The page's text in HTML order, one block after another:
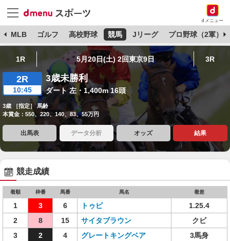
dメニュー
MLB ゴルフ 高校野球 競馬 Jリーグ プロ野球（2軍）
1R 5月20日(土) 2回東京9日 3R
2R
10:45
3歳未勝利
ダート 左・1,400m 16頭
3歳 ［指定］ 馬齢
本賞金：550、220、140、83、55万円
出馬表 データ分析 オッズ 結果
競走成績
着順 枠番 馬番 馬名 着差
1 3 6 トゥピ
1.25.4
2
8 15 サイタブラウン
クビ
3
2 4 グレートキングベア
3馬身